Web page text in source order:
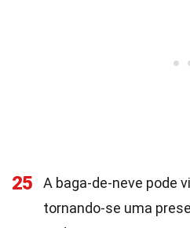
25
A baga-de-neve pode
tornando-se uma